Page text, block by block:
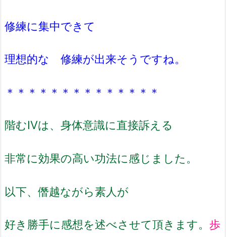
修練に集中できて
理想的な 修練が出来そうですね。
＊＊＊＊＊＊＊＊＊＊＊＊＊＊
階むⅣは、 身体意識に直接訴える
非常に効果の高い功法に感じました。
以下、僭越ながら素人が
好き勝手に感想を述べさせて頂きます。 歩